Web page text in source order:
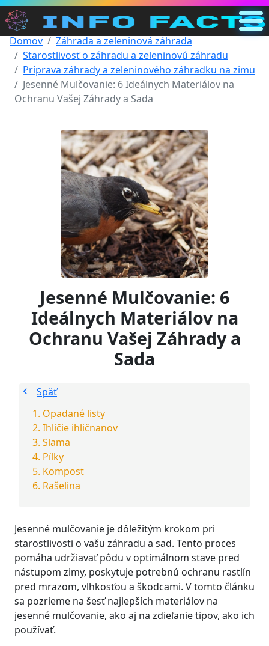
Hlavná
SK
Vyhľadávanie
Kategórie
Iný
Domov
Záhrada a zeleninová záhrada
Starostlivosť o záhradu a zeleninovú záhradu
Príprava záhrady a zeleninového záhradku na zimu
Jesenné Mulčovanie: 6 Ideálnych Materiálov na
Ochranu Vašej Záhrady a Sada
Jesenné Mulčovanie: 6
Ideálnych Materiálov na
Ochranu Vašej Záhrady a
Sada
Späť
Opadané listy
Ihličie ihličnanov
Slama
Pílky
Kompost
Rašelina
Jesenné mulčovanie je dôležitým krokom pri
starostlivosti o vašu záhradu a sad. Tento proces
pomáha udržiavať pôdu v optimálnom stave pred
nástupom zimy, poskytuje potrebnú ochranu rastlín
pred mrazom, vlhkosťou a škodcami. V tomto článku
sa pozrieme na šesť najlepších materiálov na
jesenné mulčovanie, ako aj na zdieľanie tipov, ako ich
používať.